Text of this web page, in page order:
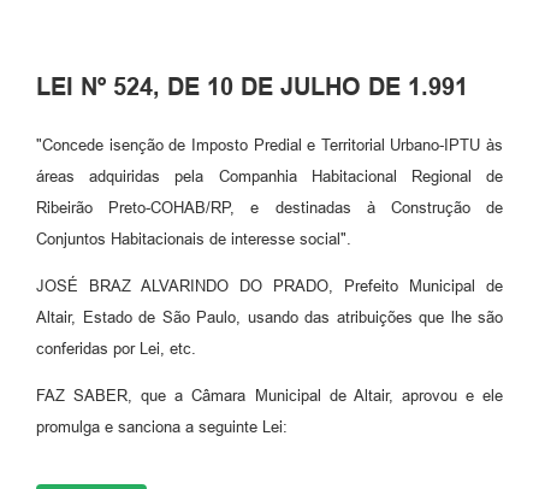
LEI Nº 524, DE 10 DE JULHO DE 1.991
"Concede isenção de Imposto Predial e Territorial Urbano-IPTU às
áreas adquiridas pela Companhia Habitacional Regional de
Ribeirão Preto-COHAB/RP, e destinadas à Construção de
Conjuntos Habitacionais de interesse social".
JOSÉ BRAZ ALVARINDO DO PRADO, Prefeito Municipal de
Altair, Estado de São Paulo, usando das atribuições que lhe são
conferidas por Lei, etc.
FAZ SABER, que a Câmara Municipal de Altair, aprovou e ele
promulga e sanciona a seguinte Lei: